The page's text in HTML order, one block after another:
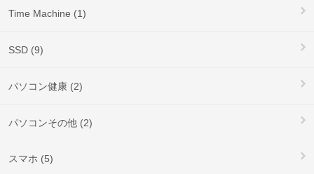
Time Machine (1)
SSD (9)
パソコン健康 (2)
パソコンその他 (2)
スマホ (5)